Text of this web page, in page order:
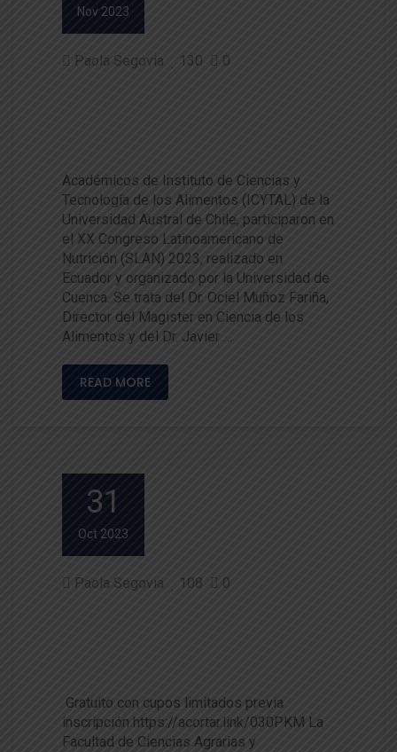
Nov 2023
Paola Segovia 130 0
Académicos de Instituto de Ciencias y
Tecnología de los Alimentos (ICYTAL) de la
Universidad Austral de Chile, participaron en
el XX Congreso Latinoamericano de
Nutrición (SLAN) 2023, realizado en
Ecuador y organizado por la Universidad de
Cuenca. Se trata del Dr. Ociel Muñoz Fariña,
Director del Magister en Ciencia de los
Alimentos y del Dr. Javier …
READ MORE
31
Oct 2023
Paola Segovia 108 0
Gratuito con cupos limitados previa
inscripción https://acortar.link/030PKM La
Facultad de Ciencias Agrarias y